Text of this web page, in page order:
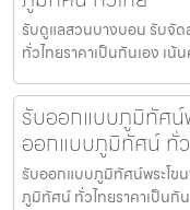
รับดูแลสวนบางบอน รับจั
ทั่วไทยราคาเป็นกันเอง เ
รับออกแบบภูมิทัศน์
ออกแบบภูมิทัศน์ ทั่
รับออกแบบภูมิทัศน์พระโข
ภูมิทัศน์ ทั่วไทยราคาเป็นกั